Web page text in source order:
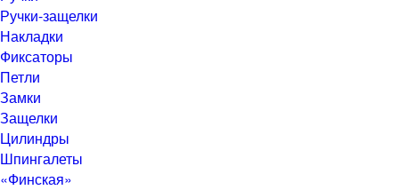
Ручки-защелки
Накладки
Фиксаторы
Петли
Замки
Защелки
Цилиндры
Шпингалеты
«Финская»